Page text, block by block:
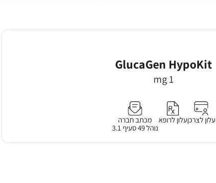
GlucaGen HypoKit
1 mg
עלון לצרכןעלון לרופא
מכתב חברה
נוהל 49 סעיף 3.1